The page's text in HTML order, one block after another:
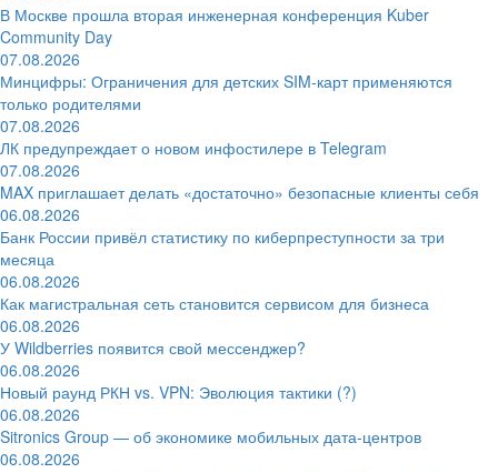
В Москве прошла вторая инженерная конференция Kuber
Community Day
07.08.2026
Минцифры: Ограничения для детских SIM-карт применяются
только родителями
07.08.2026
ЛК предупреждает о новом инфостилере в Telegram
07.08.2026
MAX приглашает делать «достаточно» безопасные клиенты себя
06.08.2026
Банк России привёл статистику по киберпреступности за три
месяца
06.08.2026
Как магистральная сеть становится сервисом для бизнеса
06.08.2026
У Wildberries появится свой мессенджер?
06.08.2026
Новый раунд РКН vs. VPN: Эволюция тактики (?)
06.08.2026
Sitronics Group — об экономике мобильных дата-центров
06.08.2026